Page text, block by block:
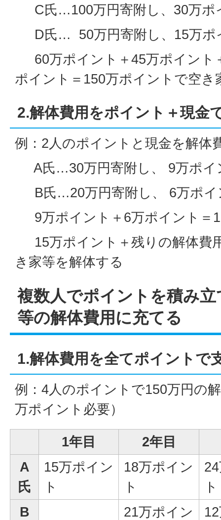
C氏…100万円寄附し、30万ポ
D氏… 50万円寄附し、15万ポ
60万ポイント＋45万ポイント
ポイント＝150万ポイントで空き
2.解体費用をポイント＋現金
例：2人のポイントと現金を解体
A氏…30万円寄附し、 9万ポイ
B氏…20万円寄附し、 6万ポイ
9万ポイント＋6万ポイント＝
15万ポイント＋残りの解体費
き家等を解体する
複数人でポイントを積み
等の解体費用に充てる
1.解体費用を全てポイントで
例：4人のポイントで150万円の
万ポイント必要）
1年目
2年目
A
氏
15万ポイン
ト
18万ポイン
ト
ト
B
21万ポイン